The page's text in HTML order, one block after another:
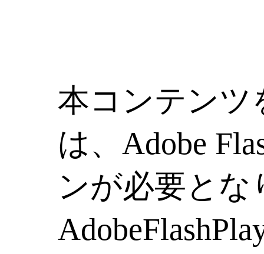
本コンテンツ
は、Adobe
ンが必要とな